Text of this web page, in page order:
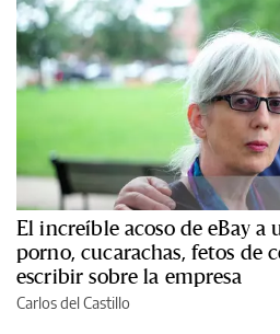
El increíble acoso de eBay
porno, cucarachas, fetos de
escribir sobre la empresa
Carlos del Castillo